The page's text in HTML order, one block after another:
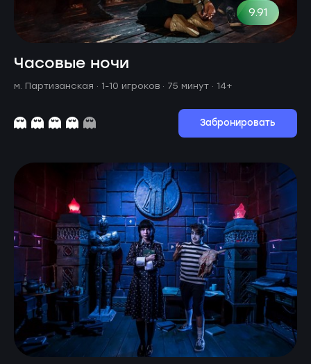
9.91
Часовые ночи
м. Партизанская · 1-10 игроков · 75 минут · 14+
Забронировать